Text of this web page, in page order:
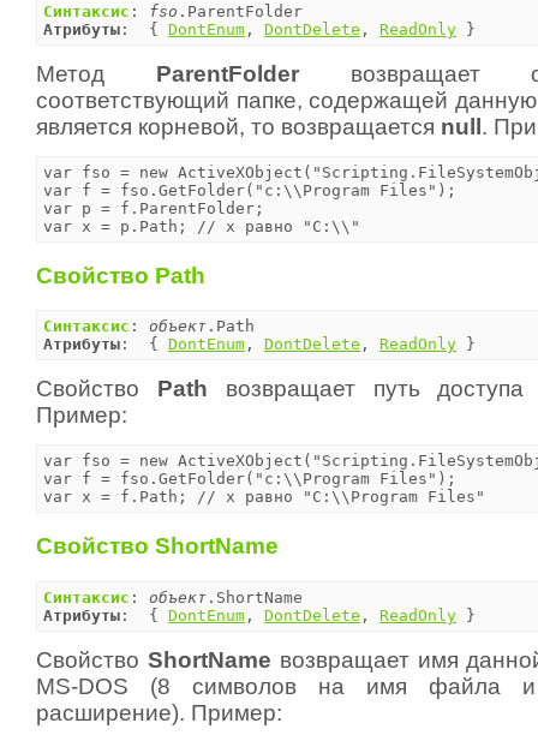
Синтаксис : fso
Атрибуты :  { DontEnum , DontDelete , ReadOnly }
Метод ParentFolderвозвращает
соответствующий папке, содержащей данную
является корневой, то возвращается null.
var fso = new
var f = fso.GetFolder("c:\\Program Files");
var p = f.ParentFolder;
Свойство Path
Синтаксис : объект
Атрибуты :  { DontEnum , DontDelete , ReadOnly }
Свойство Path возвращает путь
Пример:
var fso = new
var f = fso.GetFolder("c:\\Program Files");
var x = f.Path;	// x равно "C:\\Program Files"
Свойство ShortName
Синтаксис : объект
Атрибуты :  { DontEnum , DontDelete , ReadOnly }
Свойство ShortName возвращает имя
MS-DOS (8 символов на имя файла
расширение). Пример: